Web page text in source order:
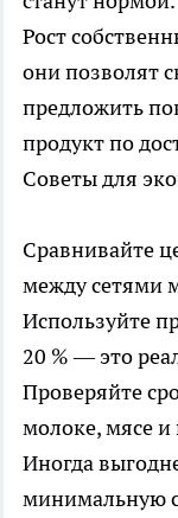
Рост
они позволят
предложить
продукт по
Советы для
Сравнивайте
между сетями
Используйте
20 % — это
Проверяйте
молоке, мясе и
Иногда
минимальную